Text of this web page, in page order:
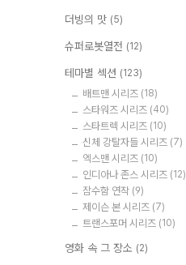
더빙의 맛 (5)
슈퍼로봇열전 (12)
테마별 섹션 (123)
배트맨 시리즈 (18)
스타워즈 시리즈 (40)
스타트렉 시리즈 (10)
신체 강탈자들 시리즈 (7)
엑스맨 시리즈 (10)
인디아나 존스 시리즈 (12)
잠수함 연작 (9)
제이슨 본 시리즈 (7)
트랜스포머 시리즈 (10)
영화 속 그 장소 (2)